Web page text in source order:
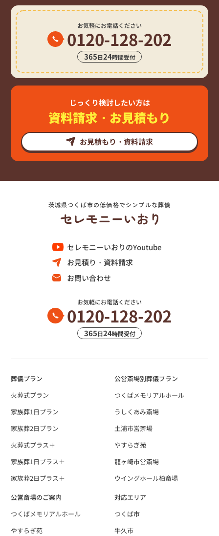
お気軽にお電話ください
0120-128-202
365日24時間受付
じっくり検討したい方は
資料請求・お見積もり
お見積もり・資料請求
茨城県つくば市の低価格でシンプルな葬儀
セレモニーいおりのYoutube
お見積り・資料請求
お問い合わせ
お気軽にお電話ください
0120-128-202
365日24時間受付
葬儀プラン
火葬式プラン
家族葬1日プラン
家族葬2日プラン
火葬式プラス＋
家族葬1日プラス＋
家族葬2日プラス＋
公営斎場別葬儀プラン
つくばメモリアルホール
うしくあみ斎場
土浦市営斎場
やすらぎ苑
龍ヶ崎市営斎場
ウイングホール柏斎場
公営斎場のご案内
つくばメモリアルホール
やすらぎ苑
対応エリア
つくば市
牛久市